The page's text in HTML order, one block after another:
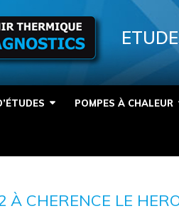
POMPES À CHALEUR
À CHERENCE LE